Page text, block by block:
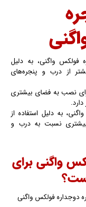
فولکس واگنی‌، به دلیل
از درب و پنجره‌های
نصب به فضای بیشتری
به دلیل استفاده از
نسبت به درب و
واگنی‌ برای
دوجداره فولکس واگنی